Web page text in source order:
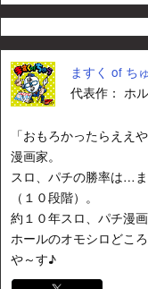
ますく of ち
代表作： ホ
「おもろかったらええ
漫画家。
スロ、パチの勝率は…
（１０段階）。
約１０年スロ、パチ漫
ホールのオモシロどこ
や～す♪